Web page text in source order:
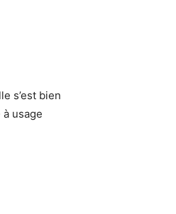
s’est bien
usage